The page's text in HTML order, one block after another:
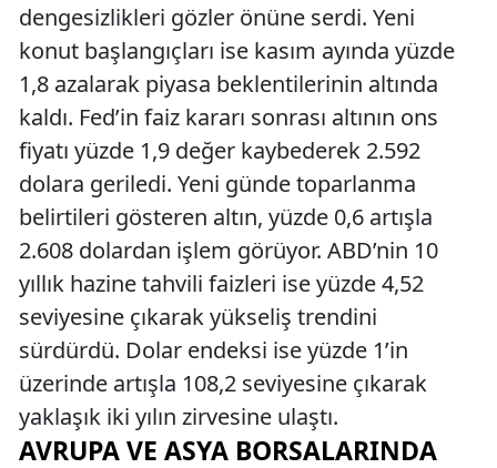
dengesizlikleri gözler önüne serdi. Yeni
konut başlangıçları ise kasım ayında yüzde
1,8 azalarak piyasa beklentilerinin altında
kaldı. Fed’in faiz kararı sonrası altının ons
fiyatı yüzde 1,9 değer kaybederek 2.592
dolara geriledi. Yeni günde toparlanma
belirtileri gösteren altın, yüzde 0,6 artışla
2.608 dolardan işlem görüyor. ABD’nin 10
yıllık hazine tahvili faizleri ise yüzde 4,52
seviyesine çıkarak yükseliş trendini
sürdürdü. Dolar endeksi ise yüzde 1’in
üzerinde artışla 108,2 seviyesine çıkarak
yaklaşık iki yılın zirvesine ulaştı.
AVRUPA VE ASYA BORSALARINDA